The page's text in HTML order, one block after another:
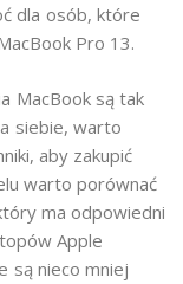
dla osób, które
Pro 13.
MacBook są tak
siebie, warto
aby zakupić
warto porównać
ma odpowiedni
Apple
są nieco mniej